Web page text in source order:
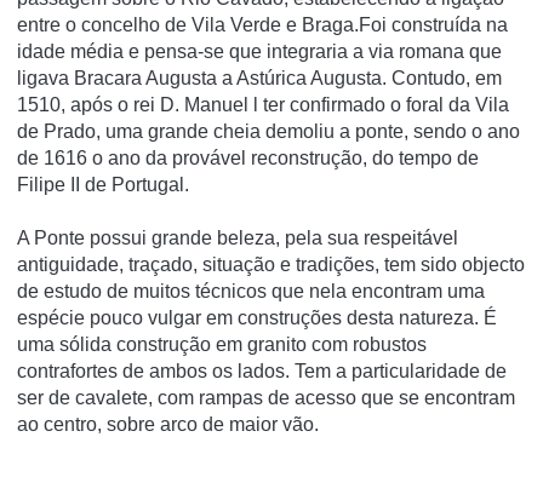
entre o concelho de Vila Verde e Braga.Foi construída na
idade média e pensa-se que integraria a via romana que
ligava Bracara Augusta a Astúrica Augusta. Contudo, em
1510, após o rei D. Manuel l ter confirmado o foral da Vila
de Prado, uma grande cheia demoliu a ponte, sendo o ano
de 1616 o ano da provável reconstrução, do tempo de
Filipe II de Portugal.
A Ponte possui grande beleza, pela sua respeitável
antiguidade, traçado, situação e tradições, tem sido objecto
de estudo de muitos técnicos que nela encontram uma
espécie pouco vulgar em construções desta natureza. É
uma sólida construção em granito com robustos
contrafortes de ambos os lados. Tem a particularidade de
ser de cavalete, com rampas de acesso que se encontram
ao centro, sobre arco de maior vão.